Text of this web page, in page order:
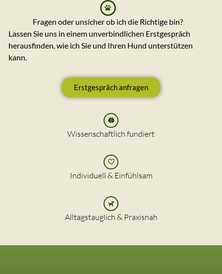
Fragen oder unsicher ob ich die Richtige bin?
Lassen Sie uns in einem unverbindlichen Erstgespräch
herausfinden, wie ich Sie und Ihren Hund unterstützen
kann.
Erstgespräch anfragen
Wissenschaftlich fundiert
Individuell & Einfühlsam
Alltagstauglich & Praxisnah